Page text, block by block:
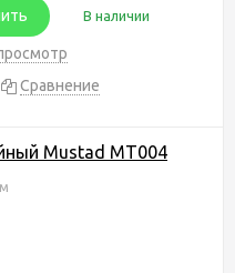
В наличии
Сравнение
Mustad MT004